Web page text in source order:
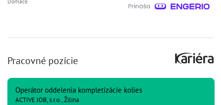
Pracovné pozície
Operátor oddelenia kompletizácie kolies
ACTIVE JOB, s.r.o., Žilina